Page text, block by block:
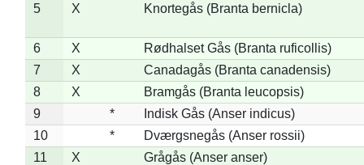
5
X Knortegås (Branta bernicla)
6 X
Rødhalset Gås (Branta ruficollis)
7
X
Canadagås (Branta canadensis)
8
X
Bramgås (Branta leucopsis)
9
*
Indisk Gås (Anser indicus)
10
*
Dværgsnegås (Anser rossii)
11
X
Grågås (Anser anser)